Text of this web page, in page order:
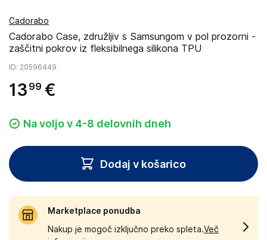
Cadorabo
Cadorabo Case, združljiv s Samsungom v pol prozorni -
zaščitni pokrov iz fleksibilnega silikona TPU
ID: 20596449
13 99 €
Na voljo v 4-8 delovnih dneh
Dodaj v košarico
Marketplace ponudba
Nakup je mogoč izključno preko spleta.Več